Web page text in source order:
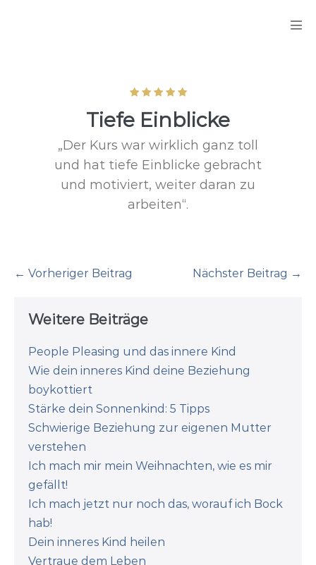
Tiefe Einblicke
„Der Kurs war wirklich ganz toll
und hat tiefe Einblicke gebracht
und motiviert, weiter daran zu
arbeiten“.
Beitragsnavigation
← Vorheriger Beitrag Nächster Beitrag →
Weitere Beiträge
People Pleasing und das innere Kind
Wie dein inneres Kind deine Beziehung
boykottiert
Stärke dein Sonnenkind: 5 Tipps
Schwierige Beziehung zur eigenen Mutter
verstehen
Ich mach mir mein Weihnachten, wie es mir
gefällt!
Ich mach jetzt nur noch das, worauf ich Bock
hab!
Dein inneres Kind heilen
Vertraue dem Leben